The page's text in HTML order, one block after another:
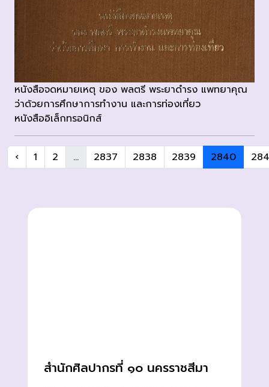
หนังสือจดหมายเหตุ ของ พลตรี พระยาดำรง แพทยาคุณ
ว่าด้วยการศึกษาการทำงาน และการท่องเที่ยว
หนังสืออิเล็กทรอนิกส์
‹ 1 2 ... 2837 2838 2839 2840
สำนักศิลปากรที่ ๑๐ นครราชสีมา